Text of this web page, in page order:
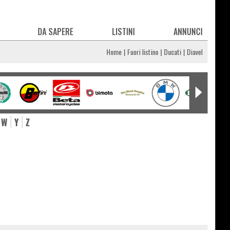
DA SAPERE LISTINI ANNUNCI
Home Fuori listino Ducati Diavel
W Y Z